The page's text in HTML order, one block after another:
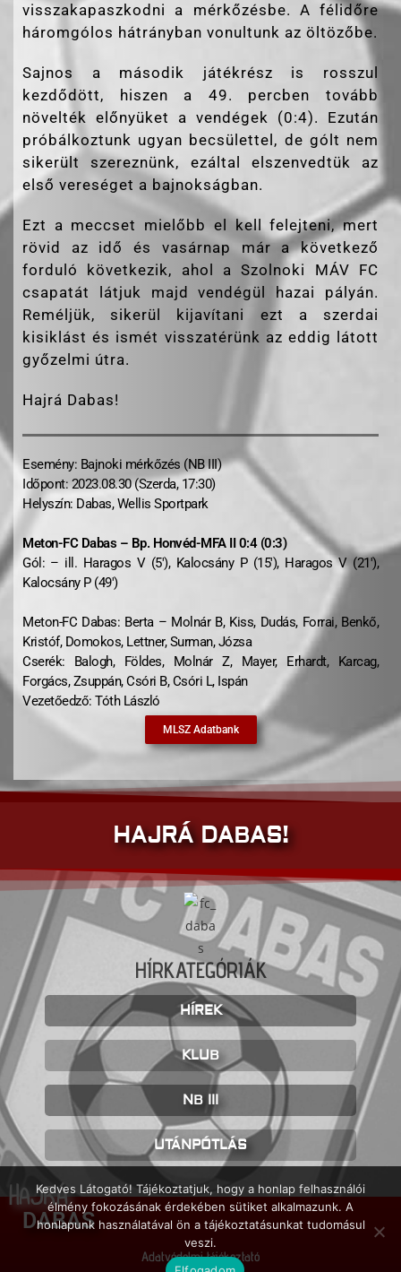
visszakapaszkodni a mérkőzésbe. A félidőre
háromgólos hátrányban vonultunk az öltözőbe.
Sajnos a második játékrész is rosszul
kezdődött, hiszen a 49. percben tovább
növelték előnyüket a vendégek (0:4). Ezután
próbálkoztunk ugyan becsülettel, de gólt nem
sikerült szereznünk, ezáltal elszenvedtük az
első vereséget a bajnokságban.
Ezt a meccset mielőbb el kell felejteni, mert
rövid az idő és vasárnap már a következő
forduló következik, ahol a Szolnoki MÁV FC
csapatát látjuk majd vendégül hazai pályán.
Reméljük, sikerül kijavítani ezt a szerdai
kisiklást és ismét visszatérünk az eddig látott
győzelmi útra.
Hajrá Dabas!
Esemény: Bajnoki mérkőzés (NB III)
Időpont: 2023.08.30 (Szerda, 17:30)
Helyszín: Dabas, Wellis Sportpark
Meton️-FC Dabas – Bp. Honvéd-MFA II 0:4 (0:3)
Gól: – ill. Haragos V (5′), Kalocsány P (15′), Haragos V (21′),
Kalocsány P (49′)
Meton-FC Dabas: Berta – Molnár B, Kiss, Dudás, Forrai, Benkő,
Kristóf, Domokos, Lettner, Surman, Józsa
Cserék: Balogh, Földes, Molnár Z, Mayer, Erhardt, Karcag,
Forgács, Zsuppán, Csóri B, Csóri L, Ispán
Vezetőedző: Tóth László
MLSZ Adatbank
HAJRÁ DABAS!
HÍRKATEGÓRIÁK
HÍREK
KLUB
NB III
UTÁNPÓTLÁS
HAJRÁ
DABAS
Adatvédelmi tájékoztató
Kedves Látogató! Tájékoztatjuk, hogy a honlap felhasználói
élmény fokozásának érdekében sütiket alkalmazunk. A
honlapunk használatával ön a tájékoztatásunkat tudomásul
veszi.